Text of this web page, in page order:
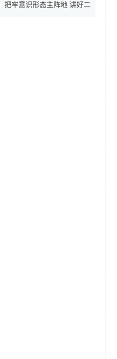
把牢意识形态主阵地 讲好二